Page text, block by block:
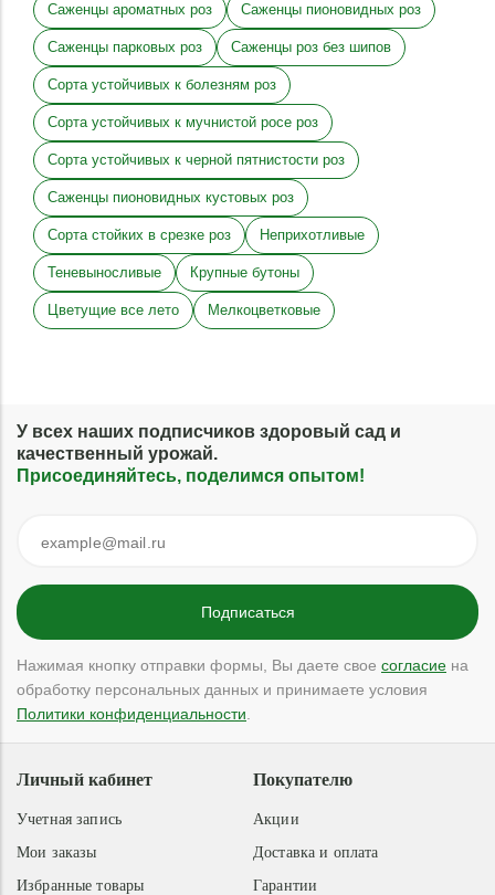
Саженцы ароматных роз Саженцы пионовидных роз
Саженцы парковых роз Саженцы роз без шипов
Сорта устойчивых к болезням роз
Сорта устойчивых к мучнистой росе роз
Сорта устойчивых к черной пятнистости роз
Саженцы пионовидных кустовых роз
Сорта стойких в срезке роз Неприхотливые
Теневыносливые Крупные бутоны
Цветущие все лето Мелкоцветковые
У всех наших подписчиков здоровый сад и
качественный урожай.
Присоединяйтесь, поделимся опытом!
Нажимая кнопку отправки формы, Вы даете свое согласие на
обработку персональных данных и принимаете условия
Политики конфиденциальности
Покупателю
Акции
Доставка и оплата
Гарантии
Личный кабинет
Учетная запись
Мои заказы
Избранные товары